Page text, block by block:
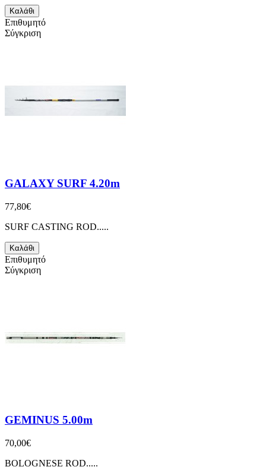
Καλάθι
Επιθυμητό
Σύγκριση
GALAXY SURF 4.20m
77,80€
SURF CASTING ROD.....
Καλάθι
Επιθυμητό
Σύγκριση
GEMINUS 5.00m
70,00€
BOLOGNESE ROD.....